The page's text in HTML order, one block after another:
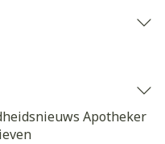
Apotheker